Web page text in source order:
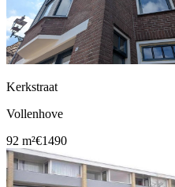
Kerkstraat
Vollenhove
92 m²€1490